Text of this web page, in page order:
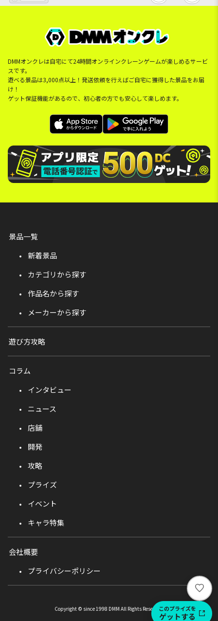
DMMオンクレは自宅にて24時間オンラインクレーンゲームが楽しめるサービ
スです。
遊べる景品は3,000点以上！発送依頼を行えばご自宅に獲得した景品をお届
け！
ゲット保証機能があるので、初心者の方でも安心して楽しめます。
い
い
このプライズを
ゲットする
景品一覧
新着景品
カテゴリから探す
作品名から探す
メーカーから探す
遊び方攻略
コラム
インタビュー
ニュース
店舗
開発
攻略
プライズ
イベント
キャラ特集
会社概要
プライバシーポリシー
Copyright © since 1998 DMM All Rights Reserved.